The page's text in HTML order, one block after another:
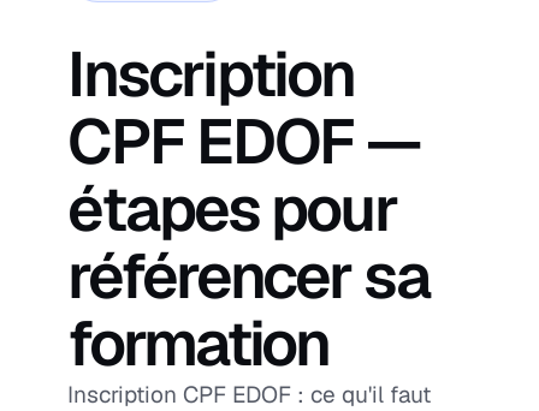
Inscription
CPF EDOF —
étapes pour
référencer sa
formation
Inscription CPF EDOF : ce qu'il faut